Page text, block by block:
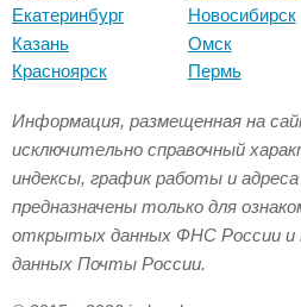
Екатеринбург
Казань
Красноярск
Новосибирск
Омск
Пермь
Информация, размещенная на
исключительно справочный
индексы, график работы и
предназначены только для
открытых данных ФНС России
данных Почты России.